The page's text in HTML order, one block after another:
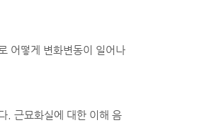
어떻게 변화변동이 일어나
. 근묘화실에 대한 이해 음